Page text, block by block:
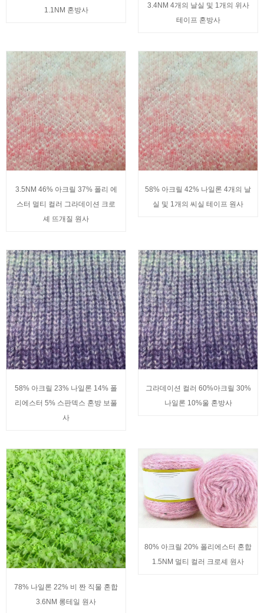
1.1NM 혼방사
3.4NM 4개의 날실 및 1개의 위사
테이프 혼방사
3.5NM 46% 아크릴 37% 폴리 에
스터 멀티 컬러 그라데이션 크로
셰 뜨개질 원사
58% 아크릴 42% 나일론 4개의 날
실 및 1개의 씨실 테이프 원사
58% 아크릴 23% 나일론 14% 폴
리에스터 5% 스판덱스 혼방 보풀
사
그라데이션 컬러 60%아크릴 30%
나일론 10%울 혼방사
78% 나일론 22% 비 짠 직물 혼합
3.6NM 롱테일 원사
80% 아크릴 20% 폴리에스터 혼합
1.5NM 멀티 컬러 크로셰 원사